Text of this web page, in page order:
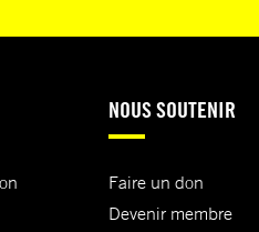
NOUS SOUTENIR
Faire un don
Devenir membre